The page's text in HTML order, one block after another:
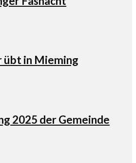
übt in Mieming
2025 der Gemeinde